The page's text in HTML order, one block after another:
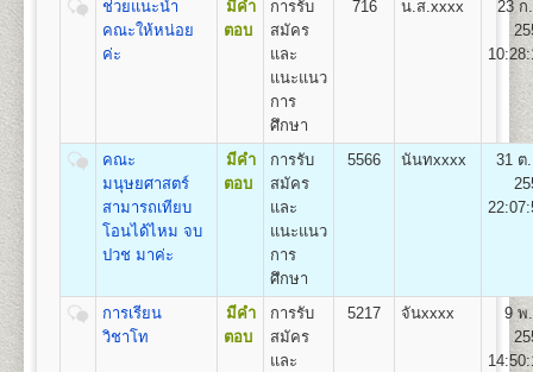
(สื่อสารมวลชน) Bachelor of Arts (Mass
Communication) B.A. (Mass Communication)
เปิดสอน
คือ สาขาวิชาสื่อสารมวลชน
คณะพัฒนาทรัพยากรมนุษย์
เปิดสอนระดับปริญญาตรีหลักสูตร 4 ปี จำนวน 132
หน่วยกิต
ชื่อปริญญาศิลปศาสตรบัณฑิต(การพัฒนาทรัพยากร
มนุษย์) ศ.ศ.บ.(การพัฒนาทรัพยากรมนุษย์) Bachelor of
Arts (Human Resourse Development) B.A. (Human
Resourse Development)
เปิดสอน 1 สาขาวิชา
คือ สาขาวิชาพัฒนาทรัพยากร
มนุษย์
อัตราค่าธรรมเนียมการศึกษา ค่าลง
ทะเบียนเรียนและค่าบำรุงการศึกษา
1. ค่าลงทะเบียนเรียนเป็นรายหน่วยกิตๆ ละ
2. ค่าบัตรประจำตัวผู้เข้าศึกษา
3. ค่าธรรมเนียมแรกเข้าศึกษา
4. ค่าขึ้นทะเบียนผู้เข้าศึกษา
5. ค่าสมาชิกหนังสือพิมพ์ข่าวรามคำแหง
6. ค่าบำรุงมหาวิทยาลัย ภาคปกติ
ค่าบำรุงมหาวิทยาลัย ภาคฤดูร้อน
7. ค่าใบรับรองผลการศึกษา ชุดละ
ช่วยแนะนำ
คณะให้หน่อย
ค่ะ
มีคำ
ตอบ
การรับ
สมัคร
และ
แนะแนว
การ
ศึกษา
716 น.ส.xxxx
23 ก
คณะ
มนุษยศาสตร์
สามารถเทียบ
โอนได้ไหม จบ
ปวช มาค่ะ
มีคำ
ตอบ
การรับ
สมัคร
และ
แนะแนว
การ
ศึกษา
5566 นันทxxxx
31 ต
การเรียน
วิชาโท
มีคำ
ตอบ
การรับ
สมัคร
และ
5217 จันxxxx
9 พ